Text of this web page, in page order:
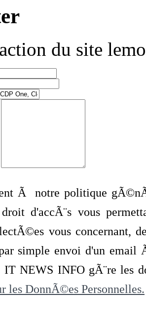
du site
Ã notre politique
droit d'accÃ¨s vous
vous concernant,
simple envoi d'un
IT NEWS INFO gÃ¨re les
les DonnÃ©es Personnelles.